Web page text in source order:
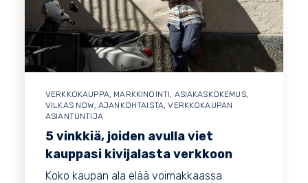
VERKKOKAUPPA MARKKINOINTI ASIAKASKOKEMUS,
VILKAS NOW AJANKOHTAISTA ,VERKKOKAUPAN
ASIANTUNTIJA
5 vinkkiä, joiden avulla viet
kauppasi kivijalasta verkkoon
Koko kaupan ala elää voimakkaassa